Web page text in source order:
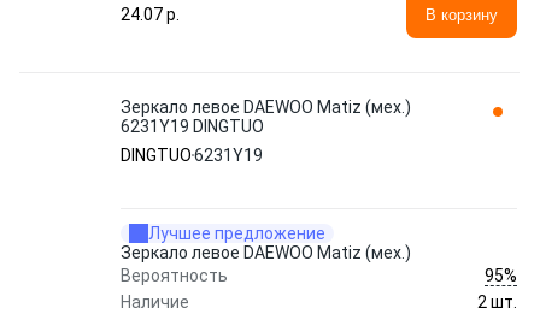
24.07 p.
В корзину
Зеркало левое DAEWOO Matiz (мех.)
6231Y19 DINGTUO
DINGTUO6231Y19
Лучшее предложение
Зеркало левое DAEWOO Matiz (мех.)
Вероятность
95%
Наличие
2 шт.